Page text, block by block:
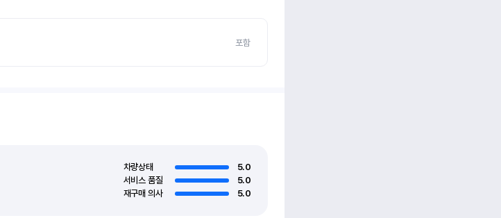
포함
차량상태
5.0
서비스 품질
5.0
재구매 의사
5.0